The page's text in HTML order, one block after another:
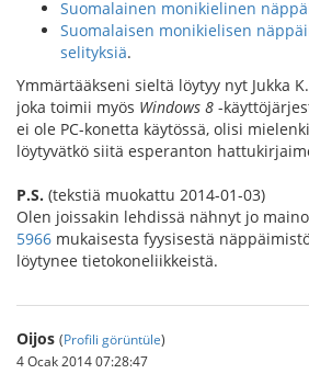
Suomalainen monikielinen
Suomalaisen monikielisen
selityksiä.
Ymmärtääkseni sieltä löytyy nyt Jukka
joka toimii myös Windows 8 -
ei ole PC-konetta käytössä, olisi
löytyvätkö siitä esperanton
P.S. (tekstiä muokattu 2014-01-03)
Olen joissakin lehdissä nähnyt jo
5966 mukaisesta fyysisestä
löytynee tietokoneliikkeistä.
Oijos (Profili görüntüle)
4 Ocak 2014 07:28:47